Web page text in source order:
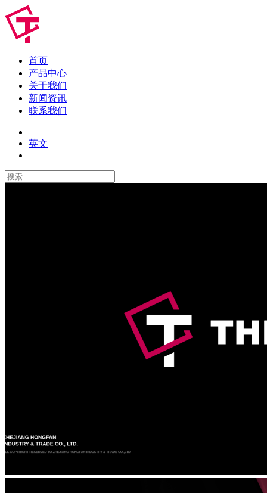
首页
产品中心
关于我们
新闻资讯
联系我们
英文